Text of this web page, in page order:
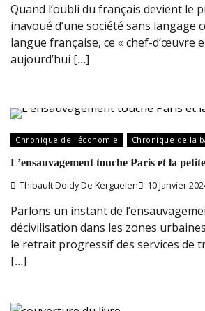
Quand l’oubli du français devient le
inavoué d’une société sans langage
langue française, ce « chef-d’œuvre
aujourd’hui […]
Chronique de l'économie Chronique de la
L’ensauvagement touche Paris et la
Thibault Doidy De Kerguelen 10 Janvier
Parlons un instant de
décivilisation dans les zones
le retrait progressif des services de
[…]